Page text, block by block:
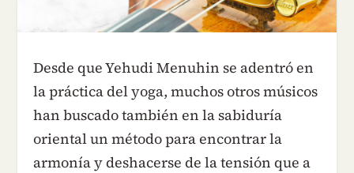
Desde que Yehudi Menuhin se adentró en
la práctica del yoga, muchos otros músicos
han buscado también en la sabiduría
oriental un método para encontrar la
armonía y deshacerse de la tensión que a